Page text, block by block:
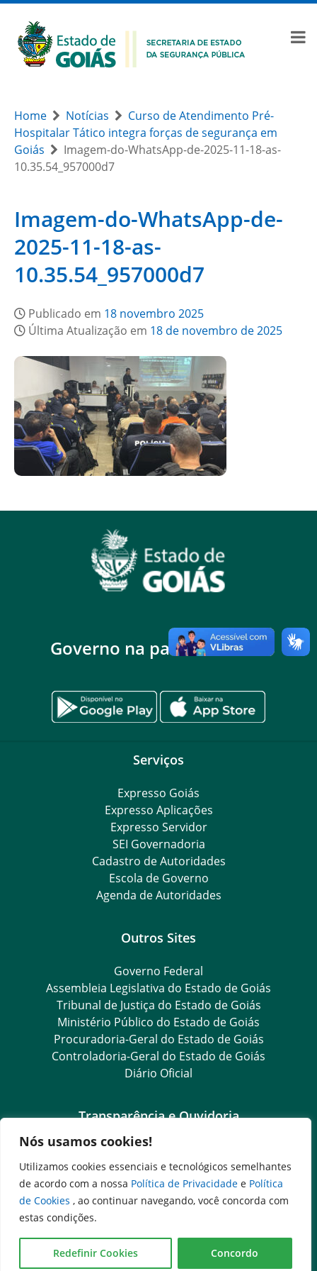
Nós usamos cookies!
Utilizamos cookies essenciais e tecnológicos semelhantes
de acordo com a nossa Política de Privacidade e Política
de Cookies , ao continuar navegando, você concorda com
estas condições.
Redefinir Cookies Concordo
Home Notícias
Curso de Atendimento Pré-
Hospitalar Tático integra forças de segurança em
Goiás
Imagem-do-WhatsApp-de-2025-11-18-as-
10.35.54_957000d7
Imagem-do-WhatsApp-de-
2025-11-18-as-
10.35.54_957000d7
Publicado em 18 novembro 2025
Última Atualização em 18 de novembro de 2025
Governo na palma da mão
Serviços
Expresso Goiás
Expresso Aplicações
Expresso Servidor
SEI Governadoria
Cadastro de Autoridades
Escola de Governo
Agenda de Autoridades
Outros Sites
Governo Federal
Assembleia Legislativa do Estado de Goiás
Tribunal de Justiça do Estado de Goiás
Ministério Público do Estado de Goiás
Procuradoria-Geral do Estado de Goiás
Controladoria-Geral do Estado de Goiás
Diário Oficial
Transparência e Ouvidoria
LGPD
Goiás Transparência
Dados Abertos Goiás
e-SIC
SIC – Serviço de Informação ao Cidadão
Ouvidoria Setorial (Expresso)
Ouvidoria Setorial (Presencial)